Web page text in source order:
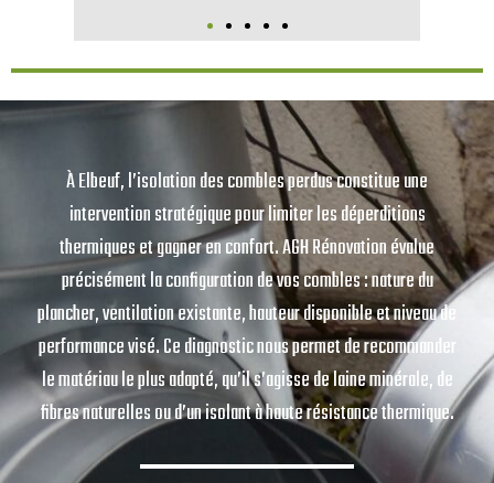
À Elbeuf, l’isolation des combles perdus constitue une
intervention stratégique pour limiter les déperditions
thermiques et gagner en confort. AGH Rénovation évalue
précisément la configuration de vos combles : nature du
plancher, ventilation existante, hauteur disponible et niveau de
performance visé. Ce diagnostic nous permet de recommander
le matériau le plus adapté, qu’il s’agisse de laine minérale, de
fibres naturelles ou d’un isolant à haute résistance thermique.